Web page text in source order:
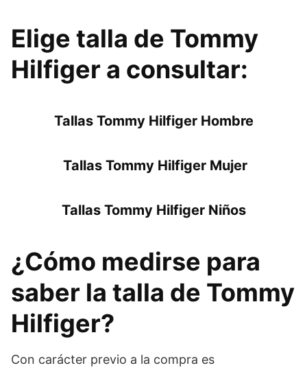
Elige talla de Tommy
Hilfiger a consultar:
Tallas Tommy Hilfiger Hombre
Tallas Tommy Hilfiger Mujer
Tallas Tommy Hilfiger Niños
¿Cómo medirse para
saber la talla de Tommy
Hilfiger?
Con carácter previo a la compra es